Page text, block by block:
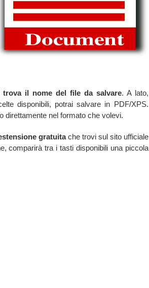
il nome del file da salvare. A lato,
disponibili, potrai salvare in PDF/XPS.
direttamente nel formato che volevi.
gratuitache trovi sul sito ufficiale
comparirà tra i tasti disponibili una piccola